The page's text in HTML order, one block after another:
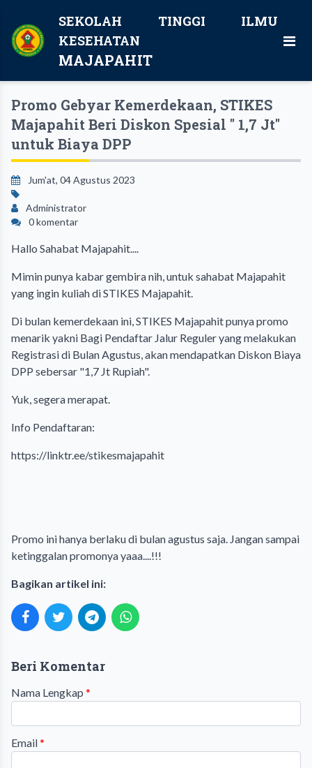
SEKOLAH TINGGI ILMU
KESEHATAN
MAJAPAHIT
Promo Gebyar Kemerdekaan, STIKES
Majapahit Beri Diskon Spesial " 1,7 Jt"
untuk Biaya DPP
Jum'at, 04 Agustus 2023
Administrator
0 komentar
Hallo Sahabat Majapahit....
Mimin punya kabar gembira nih, untuk sahabat Majapahit
yang ingin kuliah di STIKES Majapahit.
Di bulan kemerdekaan ini, STIKES Majapahit punya promo
menarik yakni Bagi Pendaftar Jalur Reguler yang melakukan
Registrasi di Bulan Agustus, akan mendapatkan Diskon Biaya
DPP sebersar "1,7 Jt Rupiah".
Yuk, segera merapat.
Info Pendaftaran:
https://linktr.ee/stikesmajapahit
Promo ini hanya berlaku di bulan agustus saja. Jangan sampai
ketinggalan promonya yaaa....!!!
Bagikan artikel ini:
Beri Komentar
Nama Lengkap *
Email*